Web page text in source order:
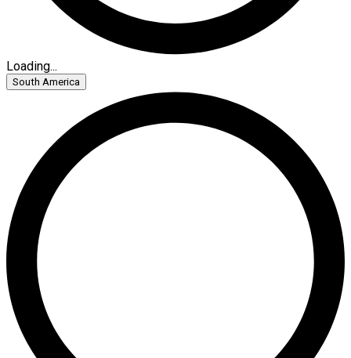
Loading...
South America